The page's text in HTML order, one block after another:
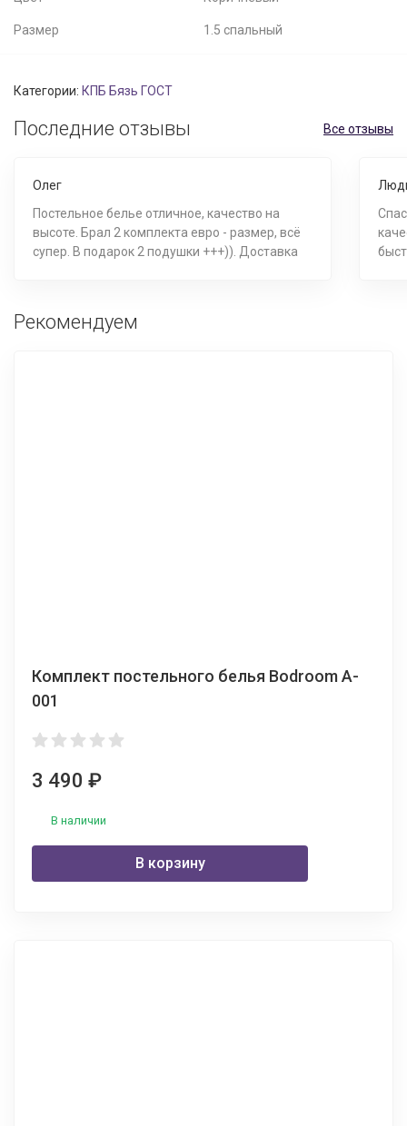
Размер 1.5 спальный
Категории: КПБ Бязь ГОСТ
Последние отзывы Все отзывы
Олег
Постельное белье отличное, качество на
высоте. Брал 2 комплекта евро - размер, всё
супер. В подарок 2 подушки +++)). Доставка
Рекомендуем
Комплект постельного белья Bodroom A-
001
3 490 ₽
В наличии
В корзину